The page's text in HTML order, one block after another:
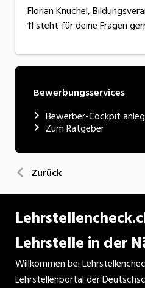
Florian Knuchel,
11 steht für deine Fragen
Bewerbungsservices
Bewerber-Cockpit
Zum Ratgeber
Zurück
Lehrstelle in der
Willkommen bei
Lehrstellenportal der